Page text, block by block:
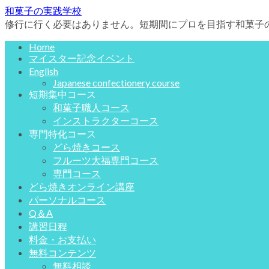
和菓子の実践学校
修行に行く必要はありません。短期間にプロを目指す和菓子
Home
マイスター記念イベント
English
Japanese confectionery course
短期集中コース
和菓子職人コース
インストラクターコース
専門特化コース
どら焼きコース
フルーツ大福専門コース
専門コース
どら焼きオンライン講座
パーソナルコース
Q＆A
講習日程
料金・お支払い
無料コンテンツ
無料相談